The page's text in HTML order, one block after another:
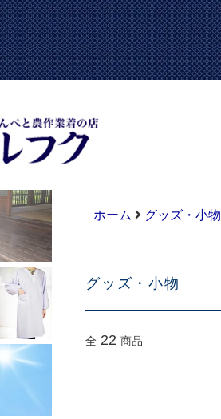
ホーム グッズ・小物
グッズ・小物
全 22 商品